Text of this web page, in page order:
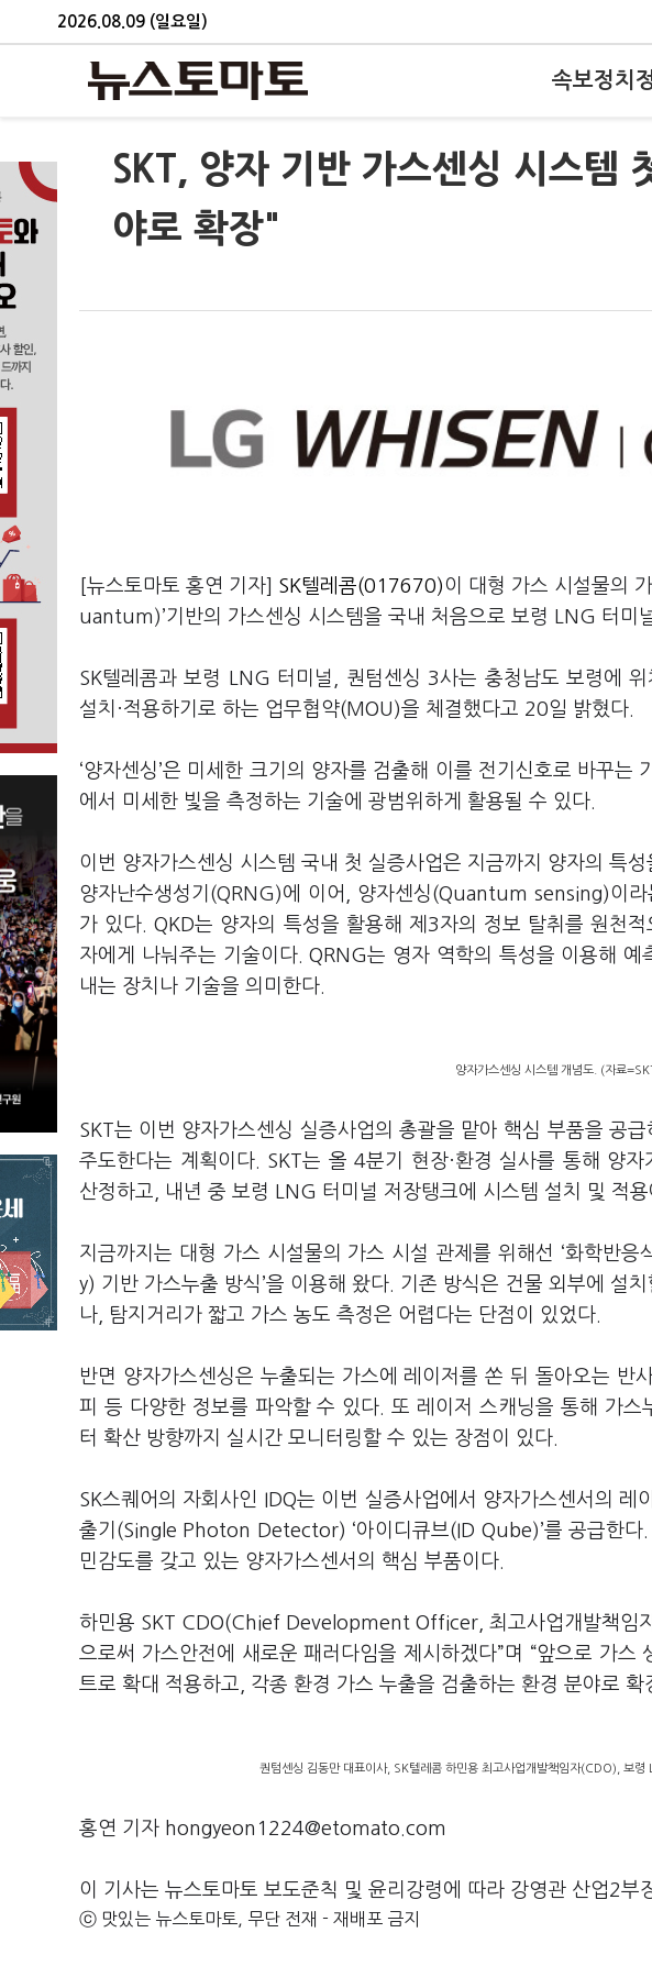
2026.08.09 (일요일)
속보정치
SKT, 양자 기반 가스센싱 시스템
야로 확장"
[뉴스토마토 홍연 기자] SK텔레콤(017670)이 대형 가스 시설물의
uantum)’기반의 가스센싱 시스템을 국내 처음으로 보령 LNG 터미
SK텔레콤과 보령 LNG 터미널, 퀀텀센싱 3사는 충청남도 보령에
설치·적용하기로 하는 업무협약(MOU)을 체결했다고 20일 밝혔다.
‘양자센싱’은 미세한 크기의 양자를 검출해 이를 전기신호로 바꾸는
에서 미세한 빛을 측정하는 기술에 광범위하게 활용될 수 있다.
이번 양자가스센싱 시스템 국내 첫 실증사업은 지금까지 양자의 특
양자난수생성기(QRNG)에 이어, 양자센싱(Quantum sensing)이라
가 있다. QKD는 양자의 특성을 활용해 제3자의 정보 탈취를 원천
자에게 나눠주는 기술이다. QRNG는 영자 역학의 특성을 이용해
내는 장치나 기술을 의미한다.
양자가스센싱 시스템 개념도. (자료
SKT는 이번 양자가스센싱 실증사업의 총괄을 맡아 핵심 부품을 공
주도한다는 계획이다. SKT는 올 4분기 현장·환경 실사를 통해 양
산정하고, 내년 중 보령 LNG 터미널 저장탱크에 시스템 설치 및 적용
지금까지는 대형 가스 시설물의 가스 시설 관제를 위해선 ‘화학반응
y) 기반 가스누출 방식’을 이용해 왔다. 기존 방식은 건물 외부에 설
나, 탐지거리가 짧고 가스 농도 측정은 어렵다는 단점이 있었다.
반면 양자가스센싱은 누출되는 가스에 레이저를 쏜 뒤 돌아오는 반
피 등 다양한 정보를 파악할 수 있다. 또 레이저 스캐닝을 통해 가
터 확산 방향까지 실시간 모니터링할 수 있는 장점이 있다.
SK스퀘어의 자회사인 IDQ는 이번 실증사업에서 양자가스센서의 레
출기(Single Photon Detector) ‘아이디큐브(ID Qube)’를 공급한다.
민감도를 갖고 있는 양자가스센서의 핵심 부품이다.
하민용 SKT CDO(Chief Development Officer, 최고사업개발책임
으로써 가스안전에 새로운 패러다임을 제시하겠다”며 “앞으로 가스
트로 확대 적용하고, 각종 환경 가스 누출을 검출하는 환경 분야로 확
퀀텀센싱 김동만 대표이사, SK텔레콤 하민용 최고사업개발책임자(CDO), 보
홍연 기자 hongyeon1224@etomato.com
이 기사는 뉴스토마토 보도준칙 및 윤리강령에 따라 강영관 산업2부
ⓒ 맛있는 뉴스토마토, 무단 전재 - 재배포 금지